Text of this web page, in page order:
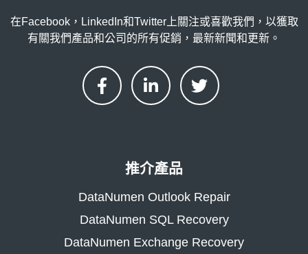
在Facebook，LinkedIn和Twitter上關注或喜歡我們，以獲取
有關我們產品和公司的所有促銷，最新新聞和更新。
推介產品
DataNumen Outlook Repair
DataNumen SQL Recovery
DataNumen Exchange Recovery